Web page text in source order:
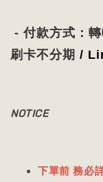
- 付款方式：
刷卡不分期 /
NOTICE
下單前 務必